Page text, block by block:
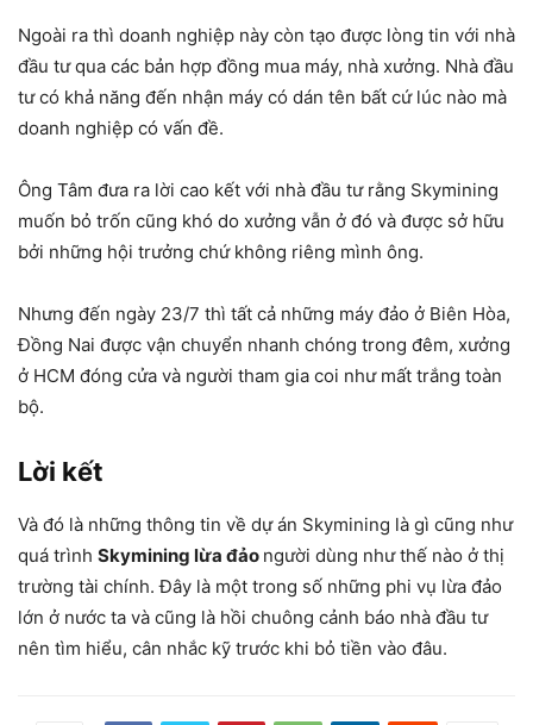
Ngoài ra thì doanh nghiệp này còn tạo được lòng tin với nhà
đầu tư qua các bản hợp đồng mua máy, nhà xưởng. Nhà đầu
tư có khả năng đến nhận máy có dán tên bất cứ lúc nào mà
doanh nghiệp có vấn đề.
Ông Tâm đưa ra lời cao kết với nhà đầu tư rằng Skymining
muốn bỏ trốn cũng khó do xưởng vẫn ở đó và được sở hữu
bởi những hội trưởng chứ không riêng mình ông.
Nhưng đến ngày 23/7 thì tất cả những máy đảo ở Biên Hòa,
Đồng Nai được vận chuyển nhanh chóng trong đêm, xưởng
ở HCM đóng cửa và người tham gia coi như mất trắng toàn
bộ.
Lời kết
Và đó là những thông tin về dự án Skymining là gì cũng như
quá trình Skymining lừa đảo người dùng như thế nào ở thị
trường tài chính. Đây là một trong số những phi vụ lừa đảo
lớn ở nước ta và cũng là hồi chuông cảnh báo nhà đầu tư
nên tìm hiểu, cân nhắc kỹ trước khi bỏ tiền vào đâu.